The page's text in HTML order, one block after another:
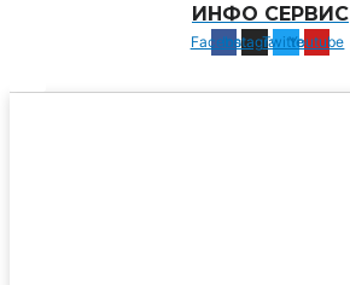
ИНФО СЕРВИС
Facebook
InstagramTwitterYoutube